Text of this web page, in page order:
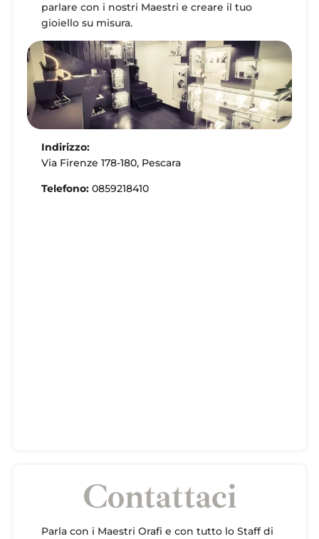
parlare con i nostri Maestri e creare il tuo
gioiello su misura.
Indirizzo:
Via Firenze 178-180, Pescara
Telefono: 0859218410
Contattaci
Parla con i Maestri Orafi e con tutto lo Staff di